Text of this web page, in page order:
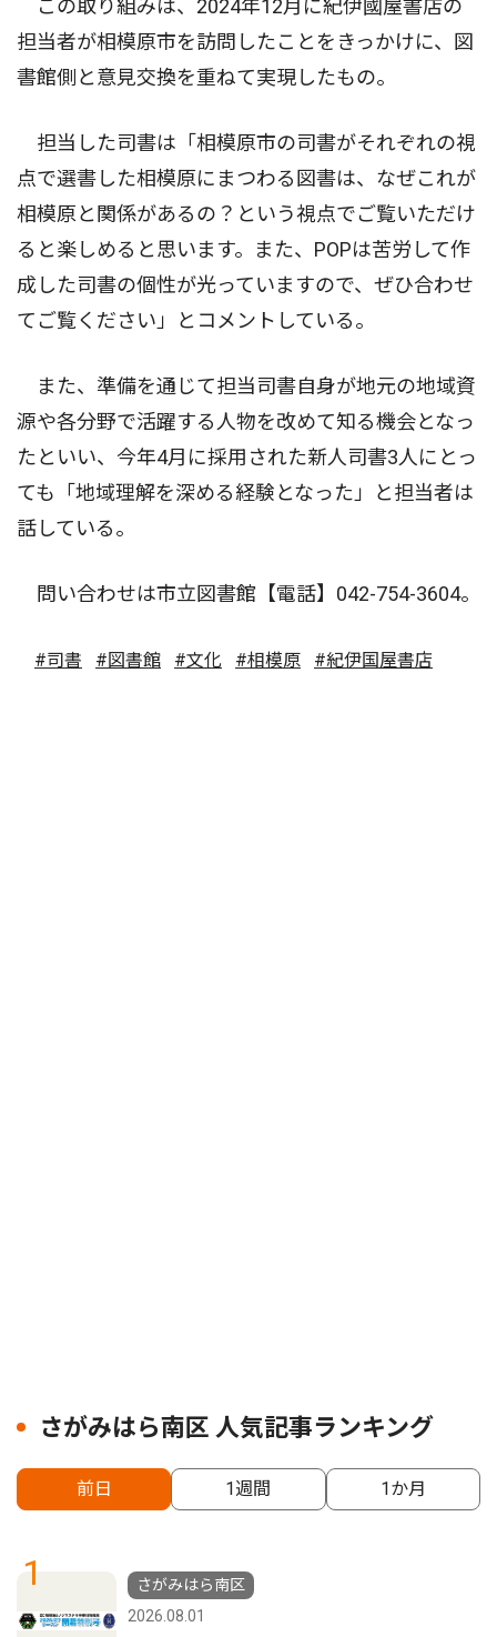
この取り組みは、2024年12月に紀伊國屋書店の
担当者が相模原市を訪問したことをきっかけに、図
書館側と意見交換を重ねて実現したもの。
担当した司書は「相模原市の司書がそれぞれの視
点で選書した相模原にまつわる図書は、なぜこれが
相模原と関係があるの？という視点でご覧いただけ
ると楽しめると思います。また、POPは苦労して作
成した司書の個性が光っていますので、ぜひ合わせ
てご覧ください」とコメントしている。
また、準備を通じて担当司書自身が地元の地域資
源や各分野で活躍する人物を改めて知る機会となっ
たといい、今年4月に採用された新人司書3人にとっ
ても「地域理解を深める経験となった」と担当者は
話している。
問い合わせは市立図書館【電話】042-754-3604。
#司書 #図書館 #文化 #相模原 #紀伊国屋書店
さがみはら南区 人気記事ランキング
前日 1週間 1か月
1
さがみはら南区
2026.08.01